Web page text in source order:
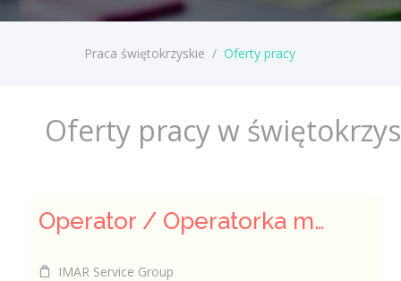
Praca świętokrzyskie / Oferty pracy
Oferty pracy w
Operator / Operatorka maszyn CNC (K/M)
IMAR Service Group